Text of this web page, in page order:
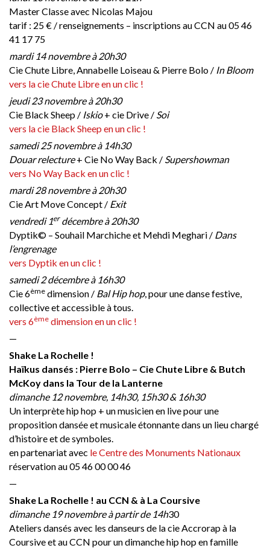
Master Classe avec Nicolas Majou
tarif : 25 € / renseignements – inscriptions au CCN au 05 46
41 17 75
mardi 14 novembre à 20h30
Cie Chute Libre, Annabelle Loiseau & Pierre Bolo / In Bloom
vers la cie Chute Libre en un clic !
jeudi 23 novembre à 20h30
Cie Black Sheep / Iskio+ cie Drive / Soi
vers la cie Black Sheep en un clic !
samedi 25 novembre à 14h30
Douar relecture+ Cie No Way Back / Supershowman
vers No Way Back en un clic !
mardi 28 novembre à 20h30
Cie Art Move Concept / Exit
vendredi 1erdécembre à 20h30
Dyptik© – Souhail Marchiche et Mehdi Meghari / Dans
l’engrenage
vers Dyptik en un clic !
samedi 2 décembre à 16h30
Cie 6ème dimension / Bal Hip hop, pour une danse festive,
collective et accessible à tous.
vers 6ème dimension en un clic !
—
Shake La Rochelle !
Haïkus dansés : Pierre Bolo – Cie Chute Libre & Butch
McKoy dans la Tour de la Lanterne
dimanche 12 novembre, 14h30, 15h30 & 16h30
Un interprète hip hop + un musicien en live pour une
proposition dansée et musicale étonnante dans un lieu chargé
d’histoire et de symboles.
en partenariat avec le Centre des Monuments Nationaux
réservation au 05 46 00 00 46
—
Shake La Rochelle ! au CCN & à La Coursive
dimanche 19 novembre à partir de 14h30
Ateliers dansés avec les danseurs de la cie Accrorap à la
Coursive et au CCN pour un dimanche hip hop en famille